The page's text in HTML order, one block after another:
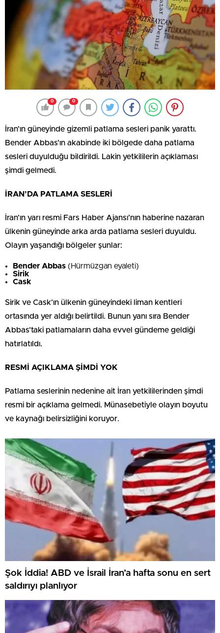
0 0
İran’ın güneyinde gizemli patlama sesleri panik yarattı.
Bender Abbas’ın akabinde iki bölgede daha patlama
sesleri duyulduğu bildirildi. Lakin yetkililerin açıklaması
şimdi gelmedi.
İRAN’DA PATLAMA SESLERİ
İran’ın yarı resmi Fars Haber Ajansı’nın haberine nazaran
ülkenin güneyinde arka arda patlama sesleri duyuldu.
Olayın yaşandığı bölgeler şunlar:
Bender Abbas (Hürmüzgan eyaleti)
Sirik
Cask
Sirik ve Cask’ın ülkenin güneyindeki liman kentleri
ortasında yer aldığı belirtildi. Bunun yanı sıra Bender
Abbas’taki patlamaların daha evvel gündeme geldiği
hatırlatıldı.
RESMİ AÇIKLAMA ŞİMDİ YOK
Patlama seslerinin nedenine ait İran yetkililerinden şimdi
resmi bir açıklama gelmedi. Münasebetiyle olayın boyutu
ve kaynağı belirsizliğini koruyor.
Şok İddia! ABD ve İsrail İran’a hafta sonu en sert
saldırıyı planlıyor